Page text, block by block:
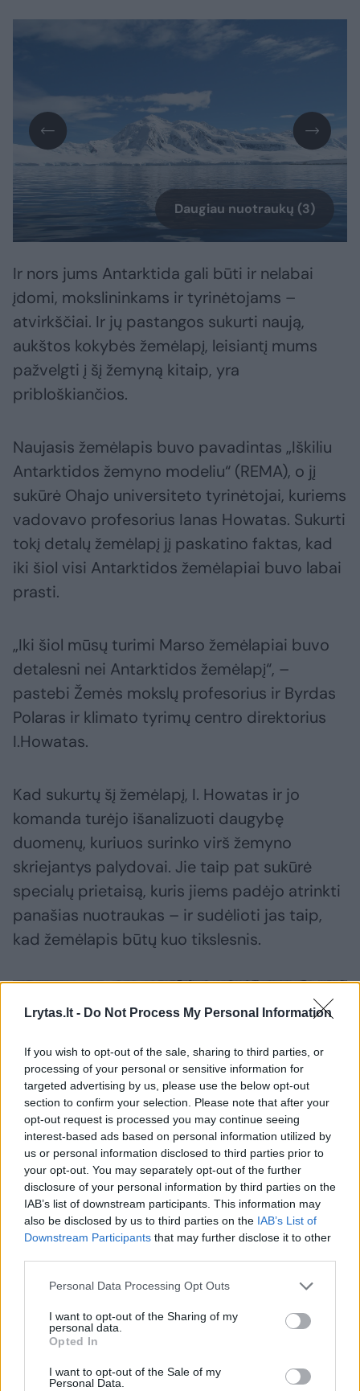
Lrytas.lt - Do Not Process My Personal Information
If you wish to opt-out of the sale, sharing to third parties, or
processing of your personal or sensitive information for
targeted advertising by us, please use the below opt-out
section to confirm your selection. Please note that after your
opt-out request is processed you may continue seeing
interest-based ads based on personal information utilized by
us or personal information disclosed to third parties prior to
your opt-out. You may separately opt-out of the further
disclosure of your personal information by third parties on the
IAB’s list of downstream participants. This information may
also be disclosed by us to third parties on the IAB’s List of
Downstream Participants that may further disclose it to other
Personal Data Processing Opt Outs
I want to opt-out of the Sharing of my
personal data.
Opted In
I want to opt-out of the Sale of my
Personal Data.
Daugiau nuotraukų (3)
Ir nors jums Antarktida gali būti ir nelabai
įdomi, mokslininkams ir tyrinėtojams –
atvirkščiai. Ir jų pastangos sukurti naują,
aukštos kokybės žemėlapį, leisiantį mums
pažvelgti į šį žemyną kitaip, yra
pribloškiančios.
Naujasis žemėlapis buvo pavadintas „Iškiliu
Antarktidos žemyno modeliu“ (REMA), o jį
sukūrė Ohajo universiteto tyrinėtojai, kuriems
vadovavo profesorius Ianas Howatas. Sukurti
tokį detalų žemėlapį jį paskatino faktas, kad
iki šiol visi Antarktidos žemėlapiai buvo labai
prasti.
„Iki šiol mūsų turimi Marso žemėlapiai buvo
detalesni nei Antarktidos žemėlapį“, –
pastebi Žemės mokslų profesorius ir Byrdas
Polaras ir klimato tyrimų centro direktorius
I.Howatas.
Kad sukurtų šį žemėlapį, I. Howatas ir jo
komanda turėjo išanalizuoti daugybę
duomenų, kuriuos surinko virš žemyno
skriejantys palydovai. Jie taip pat sukūrė
specialų prietaisą, kuris jiems padėjo atrinkti
panašias nuotraukas – ir sudėlioti jas taip,
kad žemėlapis būtų kuo tikslesnis.
Daugiau nuotraukų (3)
Rezultatas – ne tik labai detalus, bet informacijos
matavimo vienetais skaičiuojant, ir labai didelis
žemėlapis. Visas failas siekia kiek daugiau nei 150
terabaitų.
Rezultatas – ne tik labai detalus, bet
informacijos matavimo vienetais